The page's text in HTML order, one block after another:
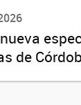
de